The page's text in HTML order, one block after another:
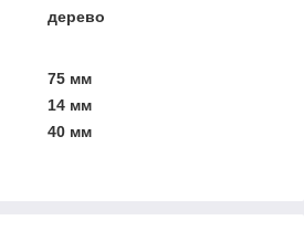
дерево
75 мм
14 мм
40 мм